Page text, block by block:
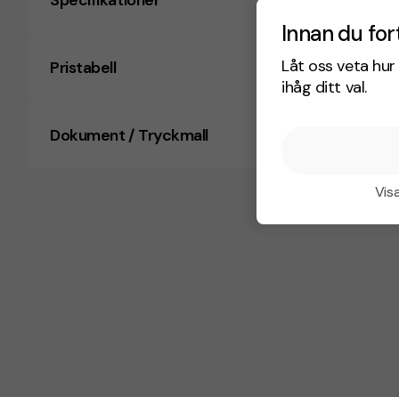
Innan du
Låt oss veta
ihåg ditt val.
Pristabell
Dokument / Tryckmall